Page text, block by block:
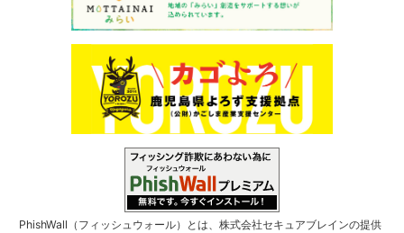
PhishWall（フィッシュウォール）とは、株式会社セキュアブレインの提供